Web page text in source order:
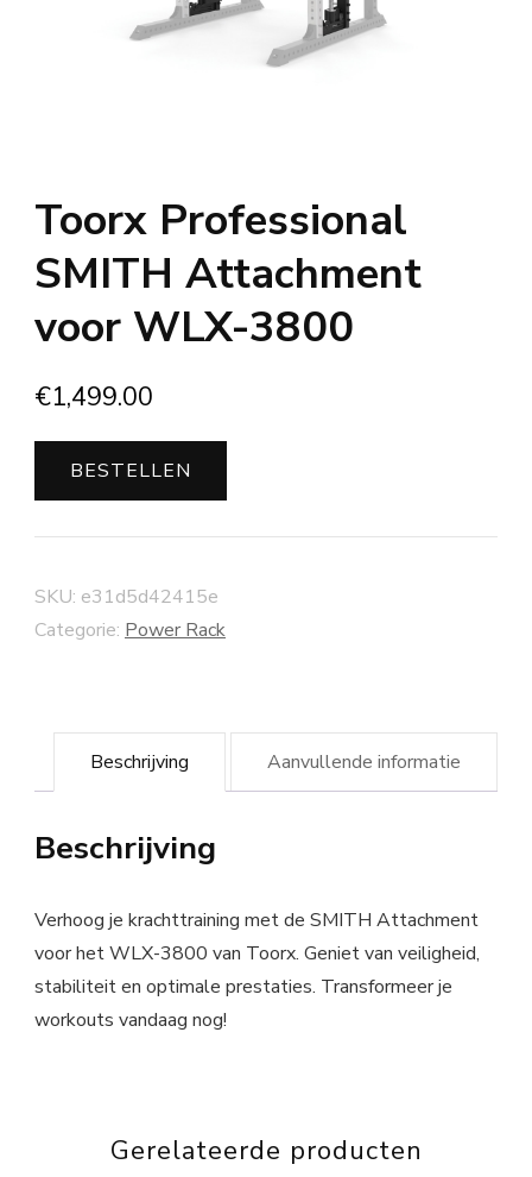
Toorx Professional
SMITH Attachment
voor WLX-3800
€1,499.00
BESTELLEN
SKU: e31d5d42415e
Categorie: Power Rack
Beschrijving Aanvullende informatie
Beschrijving
Verhoog je krachttraining met de SMITH Attachment
voor het WLX-3800 van Toorx. Geniet van veiligheid,
stabiliteit en optimale prestaties. Transformeer je
workouts vandaag nog!
Gerelateerde producten